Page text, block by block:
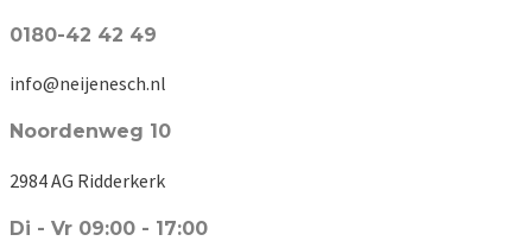
0180-42 42 49
info@neijenesch.nl
Noordenweg 10
2984 AG Ridderkerk
Di - Vr 09:00 - 17:00